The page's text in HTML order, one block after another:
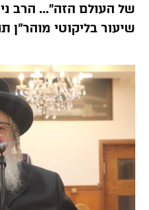
של העולם הזה”… הרב
שיעור בליקוטי מוהר”ן